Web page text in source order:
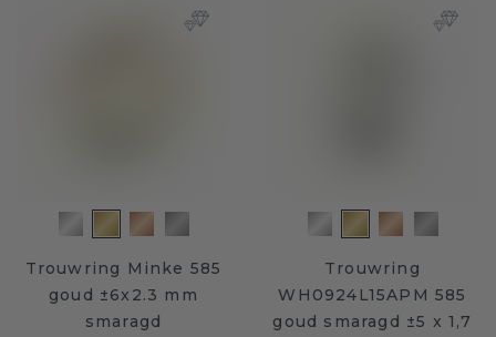
Trouwring Minke 585
goud ±6x2.3 mm
smaragd
Trouwring
WH0924L15APM 585
goud smaragd ±5 x 1,7